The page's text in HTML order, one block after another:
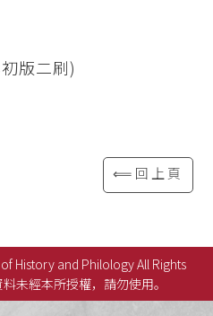
版二刷)
⟸回上頁
History and Philology All Rights
未經本所授權，請勿使用。